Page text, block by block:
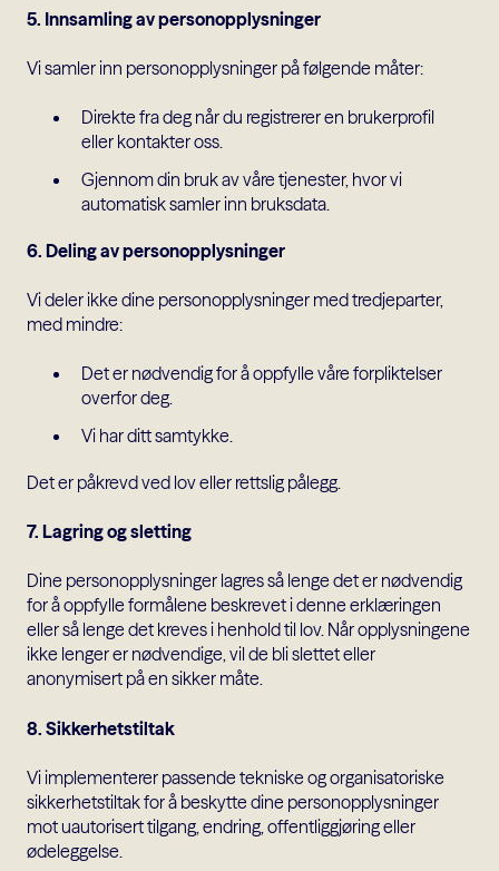
5. Innsamling av personopplysninger
Vi samler inn personopplysninger på følgende måter:
Direkte fra deg når du registrerer en brukerprofil
eller kontakter oss.
Gjennom din bruk av våre tjenester, hvor vi
automatisk samler inn bruksdata.
6. Deling av personopplysninger
Vi deler ikke dine personopplysninger med tredjeparter,
med mindre:
Det er nødvendig for å oppfylle våre forpliktelser
overfor deg.
Vi har ditt samtykke.
Det er påkrevd ved lov eller rettslig pålegg.
7. Lagring og sletting
Dine personopplysninger lagres så lenge det er nødvendig
for å oppfylle formålene beskrevet i denne erklæringen
eller så lenge det kreves i henhold til lov. Når opplysningene
ikke lenger er nødvendige, vil de bli slettet eller
anonymisert på en sikker måte.
8. Sikkerhetstiltak
Vi implementerer passende tekniske og organisatoriske
sikkerhetstiltak for å beskytte dine personopplysninger
mot uautorisert tilgang, endring, offentliggjøring eller
ødeleggelse.